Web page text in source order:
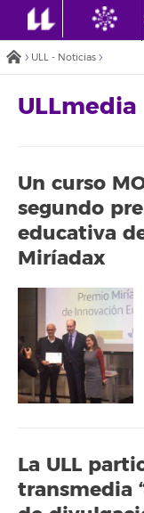
ULL - Noticias
ULLmedia
Un curso
segundo
educativa
Miríadax
La ULL
transmedia